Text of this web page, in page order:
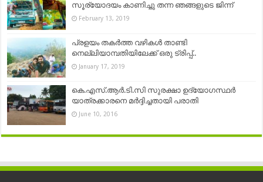
സൂര്യോദയം കാണിച്ചു തന്ന ഞങ്ങളുടെ ജിന്ന്
February 13, 2019
പ്രളയം തകർത്ത വഴികൾ താണ്ടി
നെല്ലിയാമ്പതിയിലേക്ക് ഒരു ട്രിപ്പ്..
January 17, 2019
കെ.എസ്.ആർ.ടി.സി സുരക്ഷാ ഉദ്യോഗസ്ഥർ
യാത്രക്കാരനെ മർദ്ദിച്ചതായി പരാതി
June 10, 2016